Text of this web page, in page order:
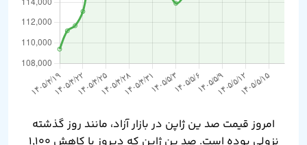
امروز قیمت صد ین ژاپن در بازار آزاد، مانند روز گذشته